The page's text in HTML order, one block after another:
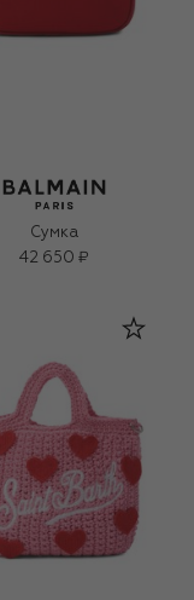
Сумка
42 650 ₽